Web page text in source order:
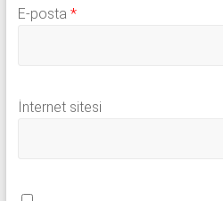
E-posta *
İnternet sitesi